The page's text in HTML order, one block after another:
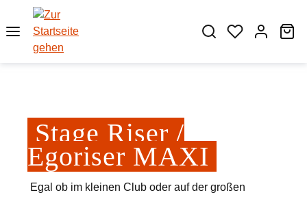
Zum Hauptinhalt springen
Stage Riser /
Egoriser MAXI
Egal ob im kleinen Club oder auf der großen